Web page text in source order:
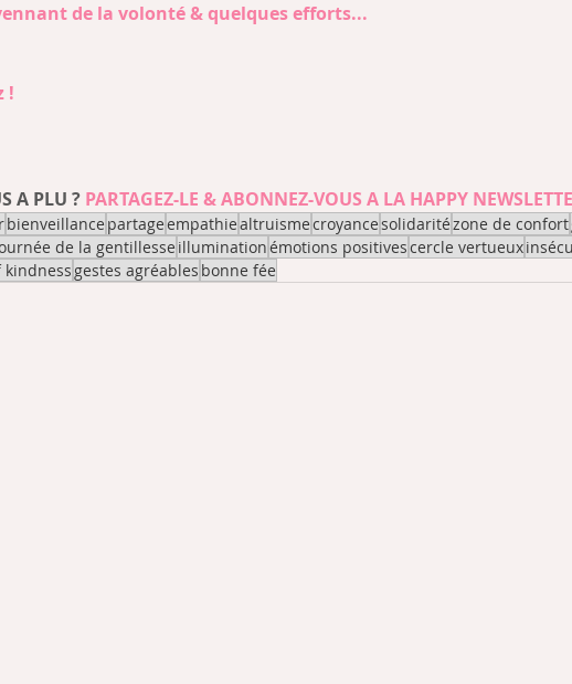
de la volonté & quelques efforts...
!
A PLU ? PARTAGEZ-LE & ABONNEZ-VOUS A LA HAPPY
bienveillance partageempathiealtruismecroyancesolidaritézone de confort
de la gentillesse illuminationémotions positivescercle vertueux
kindness gestes agréables bonne fée